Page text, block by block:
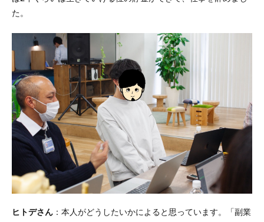
た。
ヒトデさん ：本人がどうしたいかによると思っています。「副業